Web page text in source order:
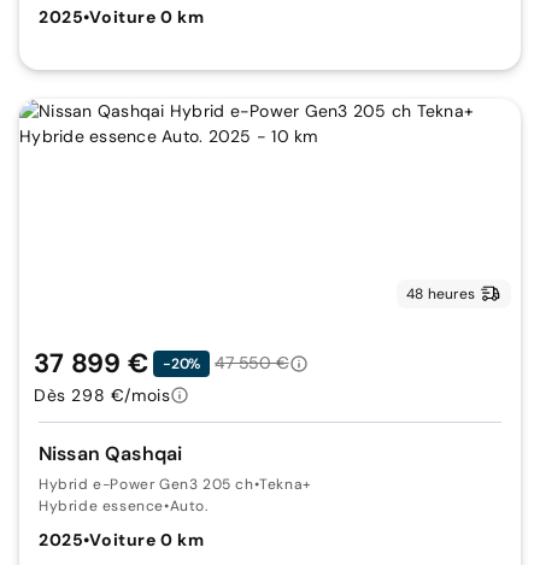
2025•Voiture 0 km
48 heures
Nissan Qashqai
Hybrid e-Power Gen3 205 ch•Tekna+
Hybride essence•Auto.
2025•Voiture 0 km
37 899 € -20%
47 550 €
Dès 298 €/mois